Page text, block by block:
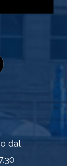
dal